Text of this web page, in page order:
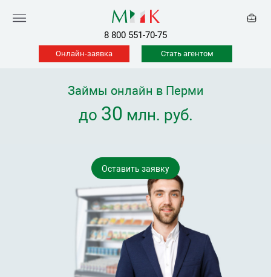
8 800 551-70-75
Онлайн-заявка Стать агентом
Оставить заявку
Займы онлайн в Перми
до 30 млн. руб.